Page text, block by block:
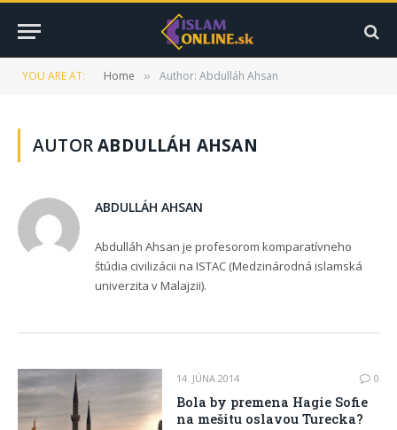
YOU ARE AT: Home » Author: Abdulláh Ahsan
AUTORABDULLÁH AHSAN
ABDULLÁH AHSAN
Abdulláh Ahsan je profesorom komparatívneho
štúdia civilizácii na ISTAC (Medzinárodná islamská
univerzita v Malajzii).
14. JÚNA 2014 0
Bola by premena Hagie Sofie
na mešitu oslavou Turecka?